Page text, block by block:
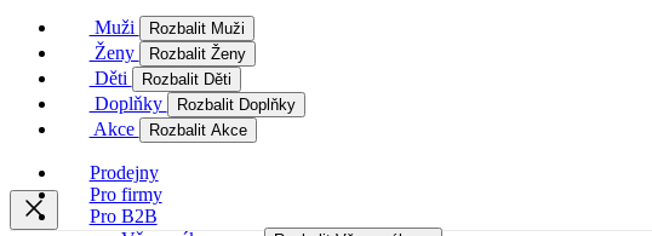
Muži Rozbalit Muži
Ženy Rozbalit Ženy
Děti Rozbalit Děti
Doplňky Rozbalit Doplňky
Akce Rozbalit Akce
Prodejny
Pro firmy
Pro B2B